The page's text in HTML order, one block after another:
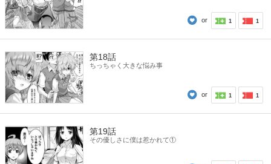
or 1 1
第18話
ちっちゃく大きな悩み事
or 1 1
第19話
その優しさに僕は惹かれて①